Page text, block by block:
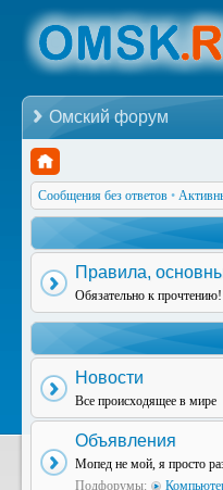
Омский форум
Сообщения без ответов •
Правила,
Обязательно к прочтению!
Новости
Все происходящее в мире
Объявления
Мопед не мой, я просто
Подфорумы: